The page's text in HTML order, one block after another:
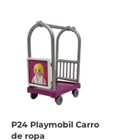
P24 Playmobil Carro
de ropa